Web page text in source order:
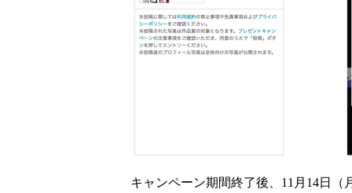
キャンペーン期間終了後、11月14日